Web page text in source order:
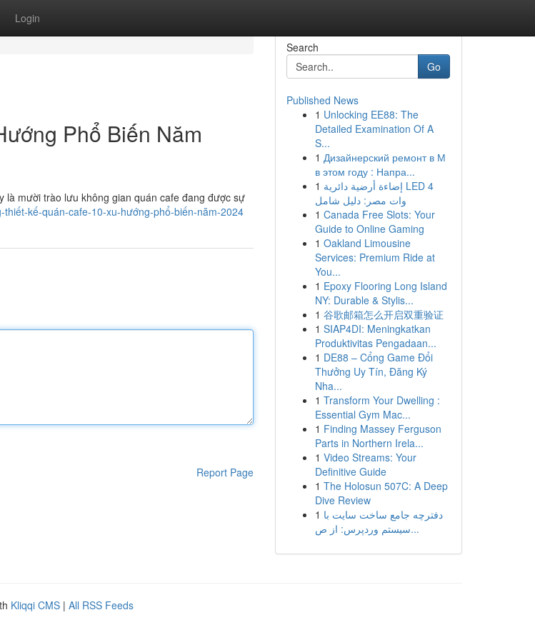
Login
Phổ Biến Năm
là mười trào lưu không gian quán cafe đang được sự
kế-quán-cafe-10-xu-hướng-phổ-biến-năm-2024
Report Page
Search
Go
Published News
1 Unlocking EE88: The
Detailed Examination Of A
S...
1 Дизайнерский ремонт в М
в этом году : Напра...
1 إضاءة أرضية دائرية LED 4
وات مصر: دليل شامل
1 Canada Free Slots: Your
Guide to Online Gaming
1 Oakland Limousine
Services: Premium Ride at
You...
1 Epoxy Flooring Long Island
NY: Durable & Stylis...
1 谷歌邮箱怎么开启双重验证
1 SIAP4DI: Meningkatkan
Produktivitas Pengadaan...
1 DE88 – Cổng Game Đổi
Thưởng Uy Tín, Đăng Ký
Nha...
1 Transform Your Dwelling :
Essential Gym Mac...
1 Finding Massey Ferguson
Parts in Northern Irela...
1 Video Streams: Your
Definitive Guide
1 The Holosun 507C: A Deep
Dive Review
1 دفترچه جامع ساخت سایت با
سیستم وردپرس: از ص...
Kliqqi CMS | All RSS Feeds